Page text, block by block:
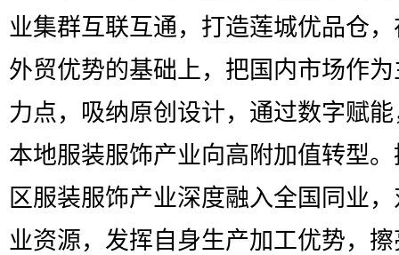
业集群互联互通，打造莲城优品仓
外贸优势的基础上，把国内市场作
力点，吸纳原创设计，通过数字赋
本地服装服饰产业向高附加值转型
区服装服饰产业深度融入全国同业
业资源，发挥自身生产加工优势，